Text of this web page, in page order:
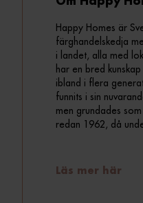
Happy Homes är
färghandelskedja
i landet, alla med
har en bred
ibland i flera
funnits i sin
men grundades
redan 1962, då
Läs mer här